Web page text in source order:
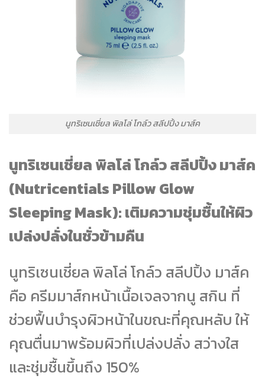
นูทริเซนเชี่ยล พิลโล่ โกล์ว สลีปปิ้ง มาส์ค
นูทริเซนเชี่ยล พิลโล่ โกล์ว สลีปปิ้ง มาส์ค
(Nutricentials Pillow Glow
Sleeping Mask): เติมความชุ่มชื้นให้ผิว
เปล่งปลั่งในชั่วข้ามคืน
นูทริเซนเชี่ยล พิลโล่ โกล์ว สลีปปิ้ง มาส์ค
คือ ครีมมาส์กหน้าเนื้อเจลจากนู สกิน ที่
ช่วยฟื้นบำรุงผิวหน้าในขณะที่คุณหลับ ให้
คุณตื่นมาพร้อมผิวที่เปล่งปลั่ง สว่างใส
และชุ่มชื้นขึ้นถึง 150%